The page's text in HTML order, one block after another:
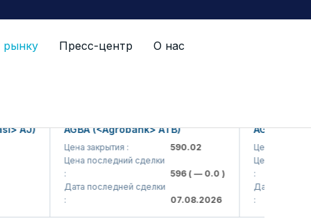
Пресс-центр О нас
AGBA (<Agrobank> ATB)
Цена закрытия :
590.02
Цена последний сделки
( — 0.0 )
Дата последней сделки
07.08.2026
AGBAP
Цена закрытия :
Цена последний
Дата последней